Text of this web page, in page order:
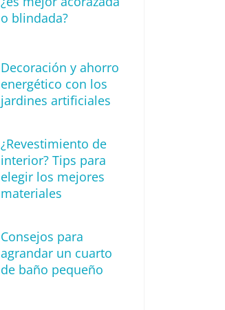
o blindada?
Decoración y ahorro
energético con los
jardines artificiales
¿Revestimiento de
interior? Tips para
elegir los mejores
materiales
Consejos para
agrandar un cuarto
de baño pequeño